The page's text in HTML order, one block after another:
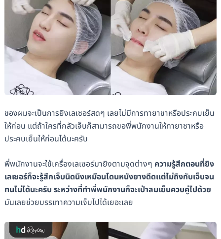
ของผมจะเป็นการยิงเลเซอร์สดๆ เลยไม่มีการทายาชาหรือประคบเย็น
ให้ก่อน แต่ถ้าใครที่กลัวเจ็บก็สามารถขอพี่พนักงานให้ทายาชาหรือ
ประคบเย็นให้ก่อนได้นะครับ
พี่พนักงานจะใช้เครื่องเลเซอร์มายิงตามจุดต่างๆ ความรู้สึกตอนที่ยิง
เลเซอร์ก็จะรู้สึกเจ็บนิดนึงเหมือนโดนหนังยางดีดแต่ไม่ถึงกับเจ็บจน
ทนไม่ได้นะครับ ระหว่างที่ทำพี่พนักงานก็จะเป่าลมเย็นควบคู่ไปด้วย
มันเลยช่วยบรรเทาความเจ็บไปได้เยอะเลย